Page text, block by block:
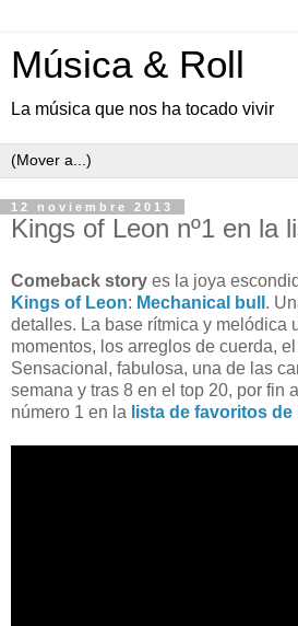
Música & Roll
La música que nos ha tocado vivir
12 noviembre 2013
Kings of Leon nº1 en la
Comeback story es la joya
Kings of Leon: Mechanical bull .
detalles. La base rítmica y melódica
momentos, los arreglos de cuerda,
Sensacional, fabulosa, una de las
semana y tras 8 en el top 20, por fin
número 1 en la lista de favoritos